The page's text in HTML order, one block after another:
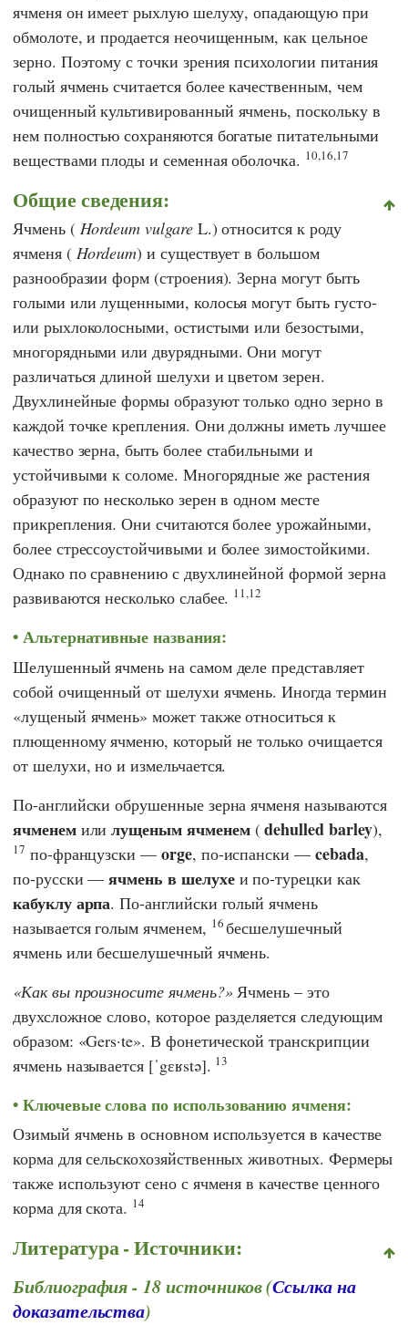
ячменя он имеет рыхлую шелуху, опадающую при
обмолоте, и продается неочищенным, как цельное
зерно. Поэтому с точки зрения психологии питания
голый ячмень считается более качественным, чем
очищенный культивированный ячмень, поскольку в
нем полностью сохраняются богатые питательными
веществами плоды и семенная оболочка. 10,16,17
Общие сведения:
Ячмень ( Hordeum vulgareL.) относится к роду
ячменя ( Hordeum) и существует в большом
разнообразии форм (строения). Зерна могут быть
голыми или лущенными, колосья могут быть густо-
или рыхлоколосными, остистыми или безостыми,
многорядными или двурядными. Они могут
различаться длиной шелухи и цветом зерен.
Двухлинейные формы образуют только одно зерно в
каждой точке крепления. Они должны иметь лучшее
качество зерна, быть более стабильными и
устойчивыми к соломе. Многорядные же растения
образуют по несколько зерен в одном месте
прикрепления. Они считаются более урожайными,
более стрессоустойчивыми и более зимостойкими.
Однако по сравнению с двухлинейной формой зерна
развиваются несколько слабее. 11,12
Альтернативные названия:
Шелушенный ячмень на самом деле представляет
собой очищенный от шелухи ячмень. Иногда термин
«лущеный ячмень» может также относиться к
плющенному ячменю, который не только очищается
от шелухи, но и измельчается.
По-английски обрушенные зерна ячменя называются
ячменемилилущеным ячменем(dehulled barley),
17 по-французски — orge, по-испански — cebada,
по-русски —ячмень в шелухе и по-турецки как
кабуклу арпа. По-английски голый ячмень
называется голым ячменем, 16бесшелушечный
ячмень или бесшелушечный ячмень.
Как вы произносите ячмень? Ячмень – это
двухсложное слово, которое разделяется следующим
образом: «Gers·te». В фонетической транскрипции
ячмень называется [ˈgɛʁstə]. 13
Ключевые слова по использованию ячменя:
Озимый ячмень в основном используется в качестве
корма для сельскохозяйственных животных. Фермеры
также используют сено с ячменя в качестве ценного
корма для скота. 14
Литература - Источники:
Библиография - 18 источников (Ссылка на
доказательства)